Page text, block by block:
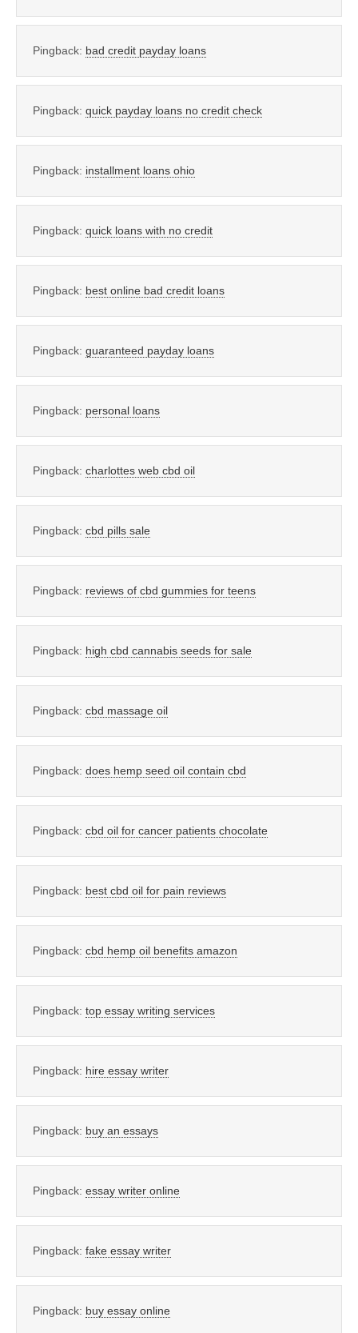
Pingback: bad credit payday loans
Pingback: quick payday loans no credit check
Pingback: installment loans ohio
Pingback: quick loans with no credit
Pingback: best online bad credit loans
Pingback: guaranteed payday loans
Pingback: personal loans
Pingback: charlottes web cbd oil
Pingback: cbd pills sale
Pingback: reviews of cbd gummies for teens
Pingback: high cbd cannabis seeds for sale
Pingback: cbd massage oil
Pingback: does hemp seed oil contain cbd
Pingback: cbd oil for cancer patients chocolate
Pingback: best cbd oil for pain reviews
Pingback: cbd hemp oil benefits amazon
Pingback: top essay writing services
Pingback: hire essay writer
Pingback: buy an essays
Pingback: essay writer online
Pingback: fake essay writer
Pingback: buy essay online